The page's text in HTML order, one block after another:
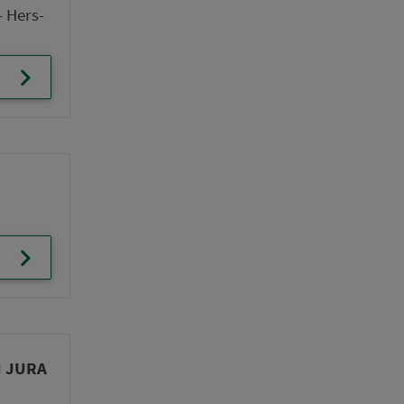
Hers­
JURA